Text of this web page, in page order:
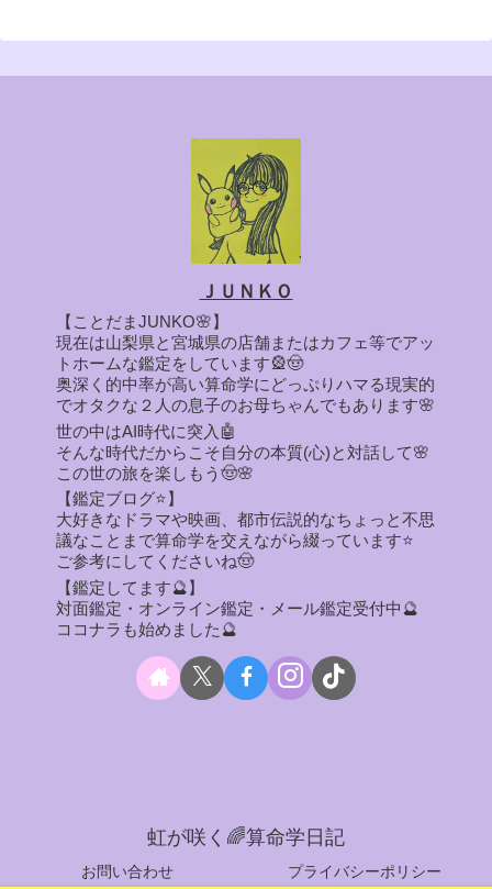
ＪＵＮＫＯ
【ことだまJUNKO🌸】
現在は山梨県と宮城県の店舗またはカフェ等でアッ
トホームな鑑定をしています🎡🤠
奥深く的中率が高い算命学にどっぷりハマる現実的
でオタクな２人の息子のお母ちゃんでもあります🌸
世の中はAI時代に突入🤖
そんな時代だからこそ自分の本質(心)と対話して🌸
この世の旅を楽しもう🤠🌸
【鑑定ブログ⭐】
大好きなドラマや映画、都市伝説的なちょっと不思
議なことまで算命学を交えながら綴っています⭐
ご参考にしてくださいね🤠
【鑑定してます🔮】
対面鑑定・オンライン鑑定・メール鑑定受付中🔮
ココナラも始めました🔮
虹が咲く🌈算命学日記
お問い合わせ プライバシーポリシー